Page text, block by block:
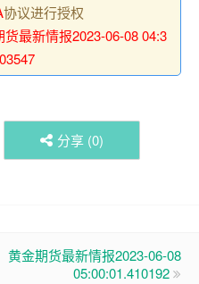
协议进行授权
货最新情报2023-06-08 04:3
分享 (0)
黄金期货最新情报2023-06-08
05:00:01.410192